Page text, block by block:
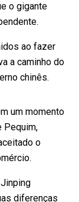
o gigante
ao fazer
a caminho do
chinês.
um momento
Pequim,
o
diferenças